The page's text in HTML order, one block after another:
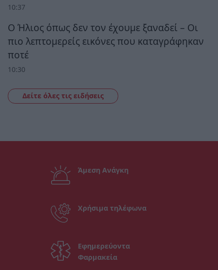
10:37
Ο Ήλιος όπως δεν τον έχουμε ξαναδεί – Οι
πιο λεπτομερείς εικόνες που καταγράφηκαν
ποτέ
10:30
Δείτε όλες τις ειδήσεις
Άμεση Ανάγκη
Χρήσιμα τηλέφωνα
Εφημερεύοντα
Φαρμακεία